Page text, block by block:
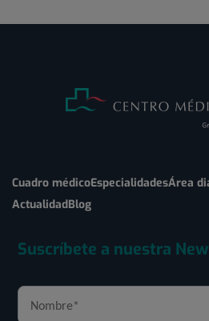
Cuadro médicoEspecialidadesÁrea
ActualidadBlog
Suscríbete a nuestra